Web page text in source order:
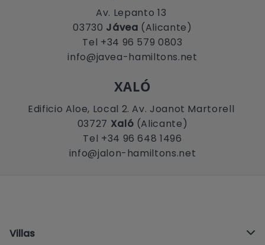
Av. Lepanto 13
03730 Jávea (Alicante)
Tel +34 96 579 0803
info@javea-hamiltons.net
XALÓ
Edificio Aloe, Local 2. Av. Joanot Martorell
03727 Xaló (Alicante)
Tel +34 96 648 1496
info@jalon-hamiltons.net
Villas